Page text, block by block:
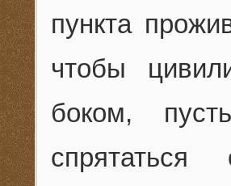
пункта
чтобы
боком,